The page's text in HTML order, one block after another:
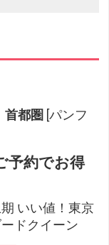
首都圏 [パンフ
予約でお得
いい値！東京
ドクイーン